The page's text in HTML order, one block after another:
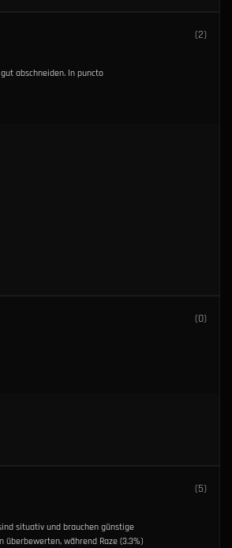
(2)
abschneiden. In puncto
(0)
(5)
situativ und brauchen günstige
während Raze (3.3%)